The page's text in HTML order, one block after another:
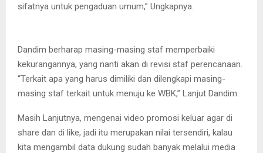
sifatnya untuk pengaduan umum,” Ungkapnya.
Dandim berharap masing-masing staf memperbaiki
kekurangannya, yang nanti akan di revisi staf perencanaan.
“Terkait apa yang harus dimiliki dan dilengkapi masing-
masing staf terkait untuk menuju ke WBK,” Lanjut Dandim.
Masih Lanjutnya, mengenai video promosi keluar agar di
share dan di like, jadi itu merupakan nilai tersendiri, kalau
kita mengambil data dukung sudah banyak melalui media